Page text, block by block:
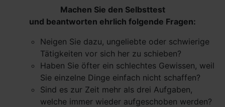
Machen Sie den Selbsttest
und beantworten ehrlich folgende Fragen:
Neigen Sie dazu, ungeliebte oder schwierige
Tätigkeiten vor sich her zu schieben?
Haben Sie öfter ein schlechtes Gewissen, weil
Sie einzelne Dinge einfach nicht schaffen?
Sind es zur Zeit mehr als drei Aufgaben,
welche immer wieder aufgeschoben werden?